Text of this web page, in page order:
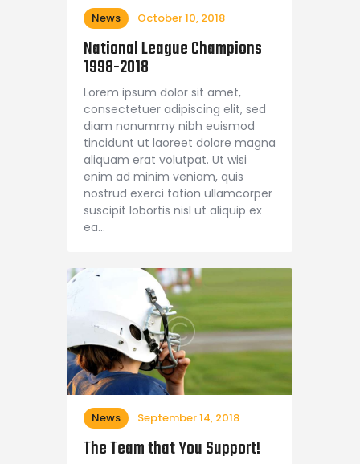
News October 10, 2018
National League Champions
1998-2018
Lorem ipsum dolor sit amet,
consectetuer adipiscing elit, sed
diam nonummy nibh euismod
tincidunt ut laoreet dolore magna
aliquam erat volutpat. Ut wisi
enim ad minim veniam, quis
nostrud exerci tation ullamcorper
suscipit lobortis nisl ut aliquip ex
ea…
News September 14, 2018
The Team that You Support!